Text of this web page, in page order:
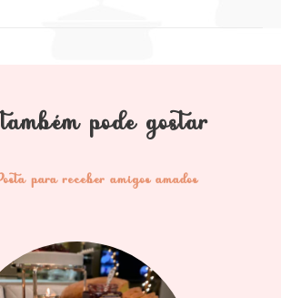
pode gostar
para receber amigos amados